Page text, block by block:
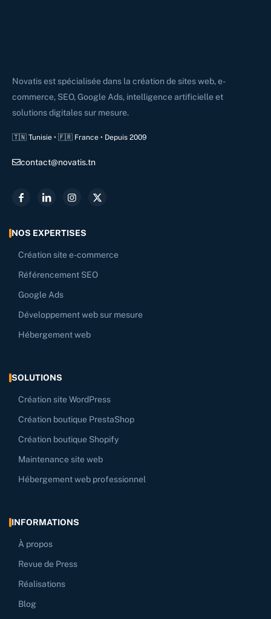
Novatis est spécialisée dans la création de sites web, e-
commerce, SEO, Google Ads, intelligence artificielle et
solutions digitales sur mesure.
🇹🇳 Tunisie • 🇫🇷 France • Depuis 2009
contact@novatis.tn
NOS EXPERTISES
Création site e-commerce
Référencement SEO
Google Ads
Développement web sur mesure
Hébergement web
SOLUTIONS
Création site WordPress
Création boutique PrestaShop
Création boutique Shopify
Maintenance site web
Hébergement web professionnel
INFORMATIONS
À propos
Revue de Press
Réalisations
Blog